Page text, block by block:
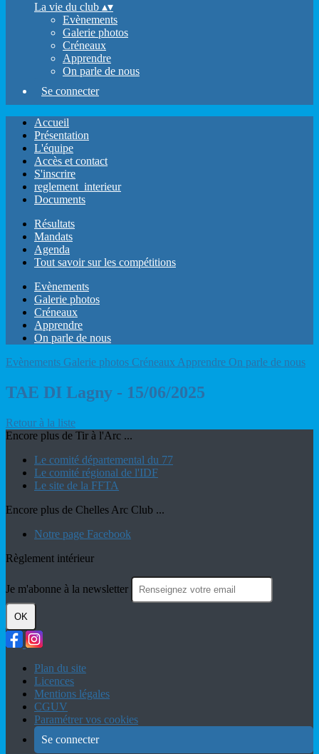
La vie du club ▴▾
Evènements
Galerie photos
Créneaux
Apprendre
On parle de nous
Se connecter
Accueil
Présentation
L'équipe
Accès et contact
S'inscrire
reglement_interieur
Documents
Résultats
Mandats
Agenda
Tout savoir sur les compétitions
Evènements
Galerie photos
Créneaux
Apprendre
On parle de nous
Evènements Galerie photos Créneaux Apprendre On parle de nous
TAE DI Lagny - 15/06/2025
Retour à la liste
Encore plus de Tir à l'Arc ...
Le comité départemental du 77
Le comité régional de l'IDF
Le site de la FFTA
Encore plus de Chelles Arc Club ...
Notre page Facebook
Règlement intérieur
Je m'abonne à la newsletter
OK
Plan du site
Licences
Mentions légales
CGUV
Paramétrer vos cookies
Se connecter